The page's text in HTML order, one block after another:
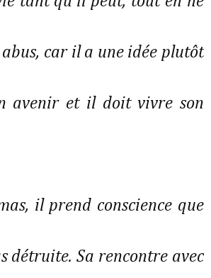
car il a une idée plutôt
avenir et il doit vivre son
il prend conscience que
détruite. Sa rencontre avec